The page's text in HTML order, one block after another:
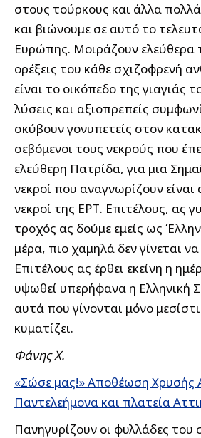
στους τούρκους και άλλα
και βιώνουμε σε αυτό το
Ευρώπης. Μοιράζουν ελεύθερα
ορέξεις του κάθε σχιζοφρενή
είναι το οικόπεδο της γιαγιάς
λύσεις και αξιοπρεπείς
σκύβουν γονυπετείς στον
σεβόμενοι τους νεκρούς που
ελεύθερη Πατρίδα, για μια
νεκροί που αναγνωρίζουν
νεκροί της ΕΡΤ. Επιτέλους, ας
τροχός ας δούμε εμείς ως
μέρα, πιο χαμηλά δεν γίνεται
Επιτέλους ας έρθει εκείνη η
υψωθεί υπερήφανα η Ελληνική
αυτά που γίνονται μόνο
κυματίζει.
Φάνης Χ.
«Σώσε μας!» Αποθέωση Χρυσής
Παντελεήμονα και πλατεία
Πανηγυρίζουν οι φυλλάδες του